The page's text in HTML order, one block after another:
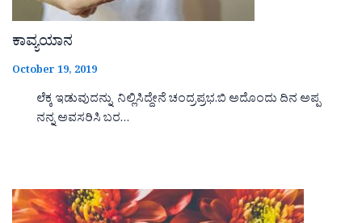
ಕಾವ್ಯಯಾನ
October 19, 2019
ಲೆಕ್ಕ ಇಡುವುದನ್ನು ನಿಲ್ಲಿಸಿದ್ದೇನೆ ಚಂದ್ರಪ್ರಭ.ಬಿ ಅದೊಂದು ದಿನ ಅಪ್ಪ
ನನ್ನ ಅವಸರಿಸಿ ಬರ…